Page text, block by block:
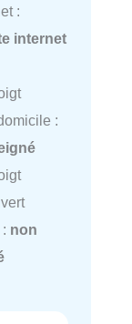
:
internet
:
non